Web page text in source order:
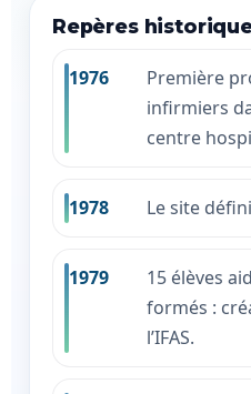
Repères
1976
Première
infirmiers
centre
1978 Le site
1979
15 élèves
formés :
l’IFAS.